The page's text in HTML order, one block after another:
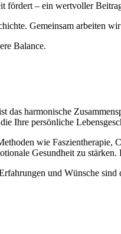
– ein wertvoller
Gemeinsam arbeiten
Balance.
das harmonische
Ihre persönliche
wie
Gesundheit zu
und Wünsche